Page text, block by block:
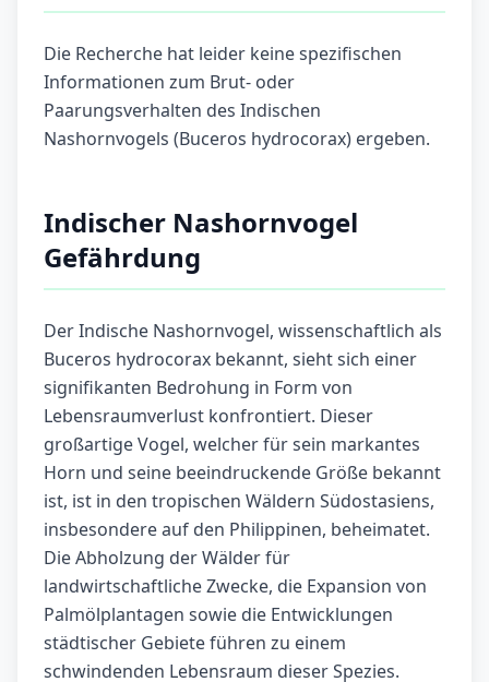
Die Recherche hat leider keine spezifischen
Informationen zum Brut- oder
Paarungsverhalten des Indischen
Nashornvogels (Buceros hydrocorax) ergeben.
Indischer Nashornvogel
Gefährdung
Der Indische Nashornvogel, wissenschaftlich als
Buceros hydrocorax bekannt, sieht sich einer
signifikanten Bedrohung in Form von
Lebensraumverlust konfrontiert. Dieser
großartige Vogel, welcher für sein markantes
Horn und seine beeindruckende Größe bekannt
ist, ist in den tropischen Wäldern Südostasiens,
insbesondere auf den Philippinen, beheimatet.
Die Abholzung der Wälder für
landwirtschaftliche Zwecke, die Expansion von
Palmölplantagen sowie die Entwicklungen
städtischer Gebiete führen zu einem
schwindenden Lebensraum dieser Spezies.